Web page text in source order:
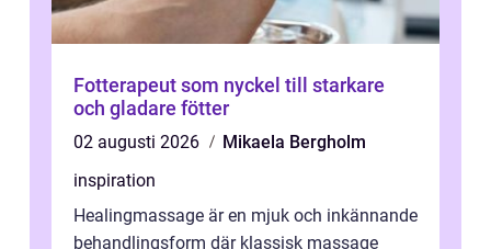
Fotterapeut som nyckel till starkare
och gladare fötter
02 augusti 2026
Mikaela Bergholm
inspiration
Healingmassage är en mjuk och inkännande
behandlingsform där klassisk massage